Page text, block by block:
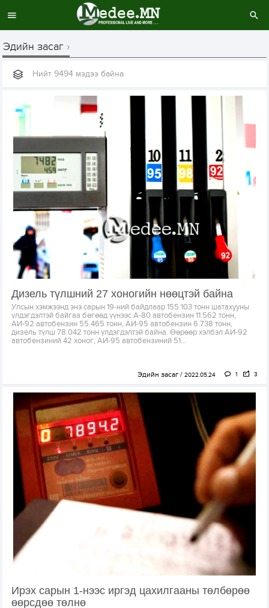
Эдийн засаг
Нийт 9494 мэдээ байна
Дизель түлшний 27 хоногийн нөөцтэй байна
Улсын хэмжээнд энэ сарын 19-ний байдлаар 155.103 тонн шатахууны
үлдэгдэлтэй байгаа бөгөөд үүнээс А-80 автобензин 11.562 тонн,
АИ-92 автобензин 55.465 тонн, АИ-95 автобензин 6.738 тонн,
дизель түлш 78.042 тонн үлдэгдэлтэй байна. Өөрөөр хэлбэл АИ-92
автобензиний 42 хоног, АИ-95 автобензиний 51...
Эдийн засаг 2022.05.24 1 3
Ирэх сарын 1-нээс иргэд цахилгааны төлбөрөө
өөрсдөө төлнө